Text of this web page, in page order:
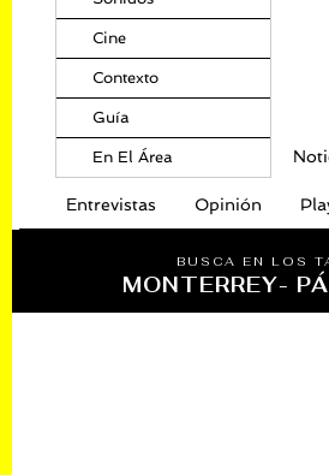
Cine
Contexto
Guía
En El Área
Entrevistas Opinión
BUSCA EN LOS
MONTERREY-